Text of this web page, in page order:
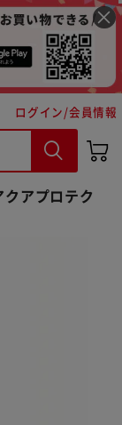
ログイン/会員情報
アプロテク